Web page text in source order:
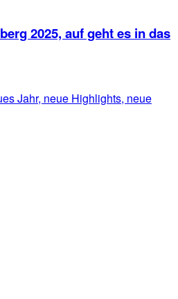
2025, auf geht es in das